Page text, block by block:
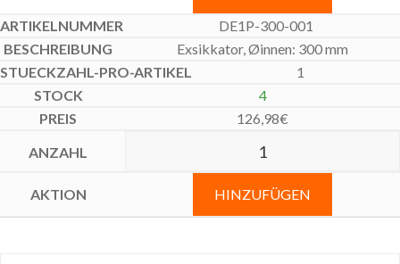
DE1P-300-001
Exsikkator, Øinnen: 300 mm
1
4
126,98€
HINZUFÜGEN